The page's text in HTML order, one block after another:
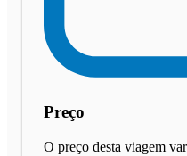
Preço
O preço desta viagem